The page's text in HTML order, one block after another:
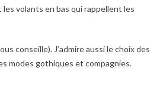
les volants en bas qui rappellent les
conseille). J’admire aussi le choix des
modes gothiques et compagnies.